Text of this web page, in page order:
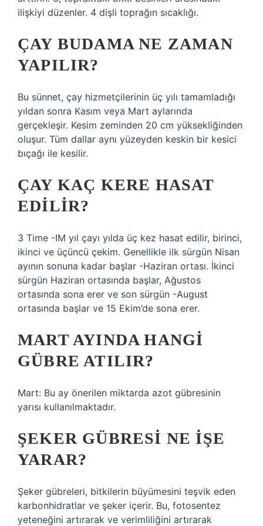
ilişkiyi düzenler. 4 dişli toprağın sıcaklığı.
ÇAY BUDAMA NE ZAMAN
YAPILIR?
Bu sünnet, çay hizmetçilerinin üç yılı tamamladığı
yıldan sonra Kasım veya Mart aylarında
gerçekleşir. Kesim zeminden 20 cm yüksekliğinden
oluşur. Tüm dallar aynı yüzeyden keskin bir kesici
bıçağı ile kesilir.
ÇAY KAÇ KERE HASAT
EDILIR?
3 Time -IM yıl çayı yılda üç kez hasat edilir, birinci,
ikinci ve üçüncü çekim. Genellikle ilk sürgün Nisan
ayının sonuna kadar başlar -Haziran ortası. İkinci
sürgün Haziran ortasında başlar, Ağustos
ortasında sona erer ve son sürgün -August
ortasında başlar ve 15 Ekim’de sona erer.
MART AYINDA HANGI
GÜBRE ATILIR?
Mart: Bu ay önerilen miktarda azot gübresinin
yarısı kullanılmaktadır.
ŞEKER GÜBRESI NE IŞE
YARAR?
Şeker gübreleri, bitkilerin büyümesini teşvik eden
karbonhidratlar ve şeker içerir. Bu, fotosentez
yeteneğini artırarak ve verimliliğini artırarak